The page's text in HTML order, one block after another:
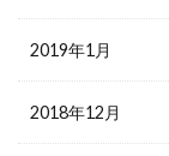
2019年1月
2018年12月